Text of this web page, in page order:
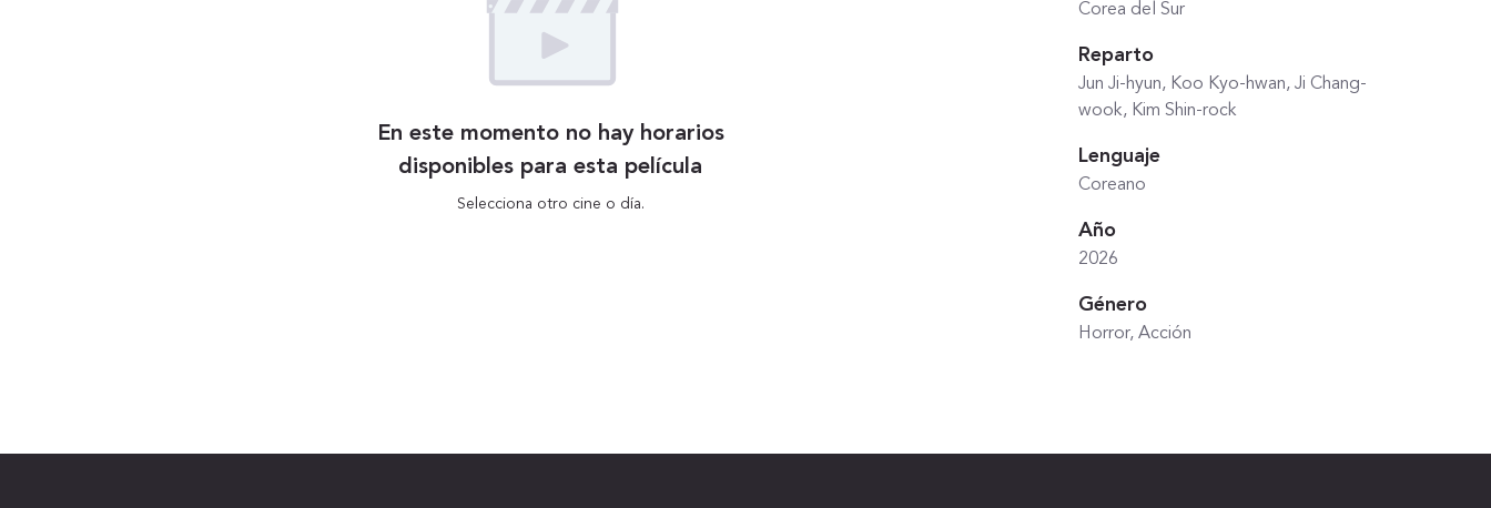
Corea del Sur
Reparto
Jun Ji-hyun, Koo Kyo-hwan, Ji Chang-
wook, Kim Shin-rock
Lenguaje
Coreano
Año
2026
Género
Horror, Acción
En este momento no hay horarios
disponibles para esta película
Selecciona otro cine o día.